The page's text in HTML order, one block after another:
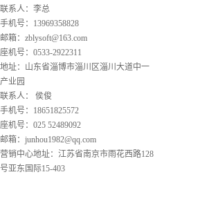
联系人：李总
手机号：13969358828
邮箱： zblysoft@163.com
座机号：0533-2922311
地址：山东省淄博市淄川区淄川大道中一
产业园
联系人： 侯俊
手机号：18651825572
座机号：025 52489092
邮箱： junhou1982@qq.com
营销中心地址：江苏省南京市雨花西路128
号亚东国际15-403